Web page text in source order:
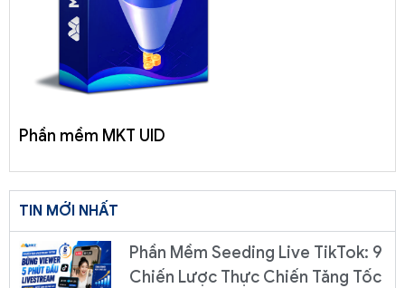
Phần mềm MKT UID
TIN MỚI NHẤT
Phần Mềm Seeding Live TikTok: 9
Chiến Lược Thực Chiến Tăng Tốc